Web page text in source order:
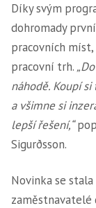
Díky svým
dohromady
pracovních
pracovní trh.
náhodě. Koupí
a všimne si
lepší řešení,“
Sigurðsson.
Novinka se
zaměstnavatelé